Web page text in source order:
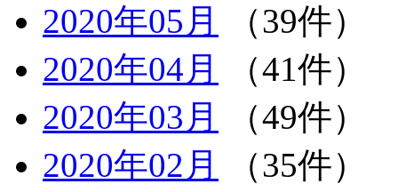
2020年05月
（39件）
2020年04月
（41件）
2020年03月
（49件）
2020年02月
（35件）